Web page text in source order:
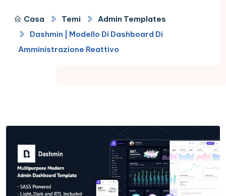
Casa Temi
Admin Templates
Dashmin | Modello Di Dashboard Di
Amministrazione Reattivo